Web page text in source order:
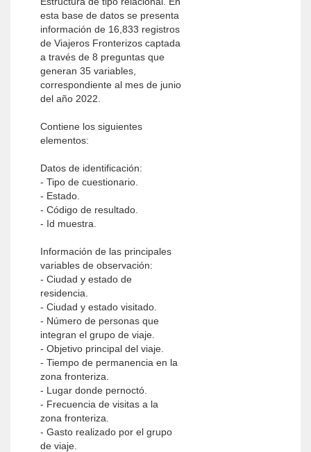
esta base de datos se presenta
información de 16,833 registros
de Viajeros Fronterizos captada
a través de 8 preguntas que
generan 35 variables,
correspondiente al mes de junio
del año 2022.
Contiene los siguientes
elementos:
Datos de identificación:
- Tipo de cuestionario.
- Estado.
- Código de resultado.
- Id muestra.
Información de las principales
variables de observación:
- Ciudad y estado de
residencia.
- Ciudad y estado visitado.
- Número de personas que
integran el grupo de viaje.
- Objetivo principal del viaje.
- Tiempo de permanencia en la
zona fronteriza.
- Lugar donde pernoctó.
- Frecuencia de visitas a la
zona fronteriza.
- Gasto realizado por el grupo
de viaje.